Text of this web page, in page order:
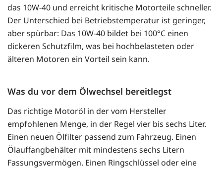
das 10W-40 und erreicht kritische Motorteile schneller.
Der Unterschied bei Betriebstemperatur ist geringer,
aber spürbar: Das 10W-40 bildet bei 100°C einen
dickeren Schutzfilm, was bei hochbelasteten oder
älteren Motoren ein Vorteil sein kann.
Was du vor dem Ölwechsel bereitlegst
Das richtige Motoröl in der vom Hersteller
empfohlenen Menge, in der Regel vier bis sechs Liter.
Einen neuen Ölfilter passend zum Fahrzeug. Einen
Ölauffangbehälter mit mindestens sechs Litern
Fassungsvermögen. Einen Ringschlüssel oder eine